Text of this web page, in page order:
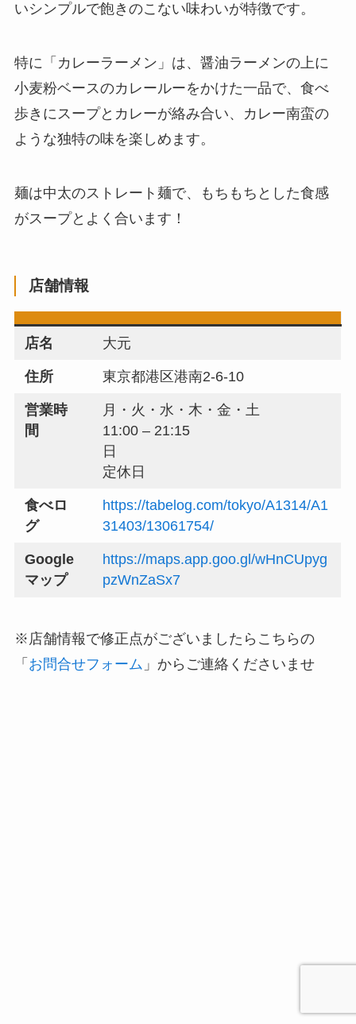
いシンプルで飽きのこない味わいが特徴です。
特に「カレーラーメン」は、醤油ラーメンの上に
小麦粉ベースのカレールーをかけた一品で、食べ
歩きにスープとカレーが絡み合い、カレー南蛮の
ような独特の味を楽しめます。
麺は中太のストレート麺で、もちもちとした食感
がスープとよく合います！
店舗情報
店名 大元
住所 東京都港区港南2-6-10
営業時
間
月・火・水・木・金・土
11:00 – 21:15
日
定休日
食べロ
グ
https://tabelog.com/tokyo/A1314/A1
31403/13061754/
Google
マップ
https://maps.app.goo.gl/wHnCUpyg
pzWnZaSx7
※店舗情報で修正点がございましたらこちらの
「 お問合せフォーム 」からご連絡くださいませ